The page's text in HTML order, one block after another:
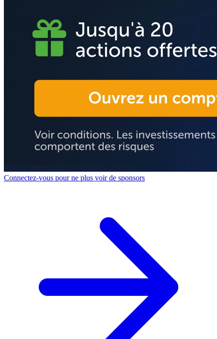
Connectez-vous pour ne plus voir de sponsors